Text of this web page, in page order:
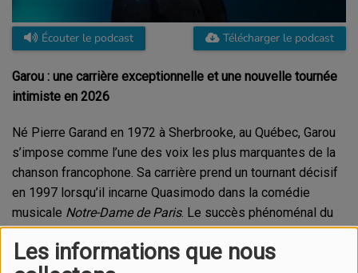
Les informations que nous
Écouter le podcast Télécharger le podcast
Garou : une carrière exceptionnelle et une nouvelle tournée
intimiste en 2026
Né Pierre Garand en 1972 à Sherbrooke, au Québec, Garou
s’impose comme l’une des voix les plus marquantes de la
chanson francophone. Sa carrière prend un tournant décisif
en 1997 lorsqu’il incarne Quasimodo dans la comédie
musicale Notre-Dame de Paris. Le succès phénoménal du
titreBellepropulse Garou sur le devant de la scène
internationale, faisant de lui une star incontournable.